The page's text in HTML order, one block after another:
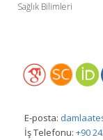
Sağlık Bilimleri
E-posta:
İş Telefonu: +90